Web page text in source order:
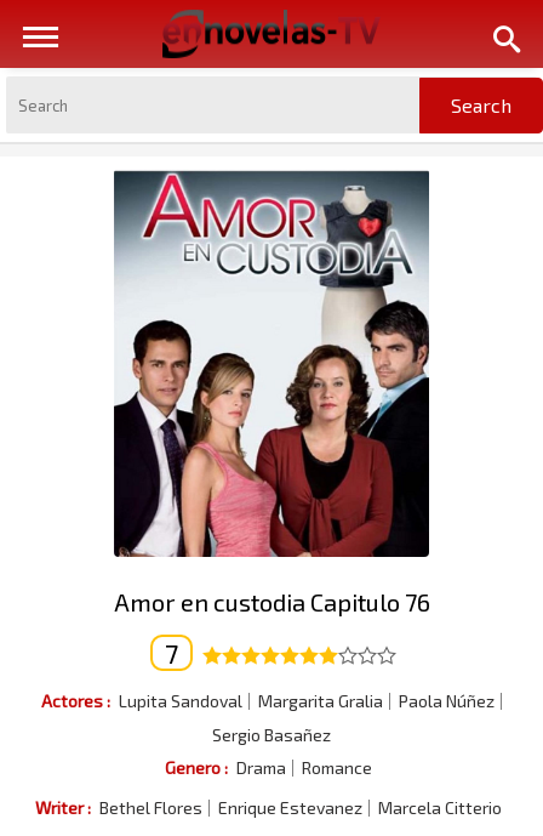
Amor en custodia Capitulo 76
7
Actores : Lupita Sandoval Margarita Gralia
Paola Núñez
Sergio Basañez
Genero : Drama
Romance
Writer : Bethel Flores Enrique Estevanez
Marcela Citterio